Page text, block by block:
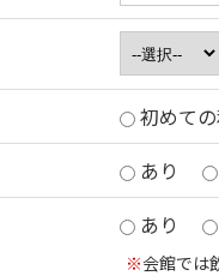
初めて
あり
あり
※会館では